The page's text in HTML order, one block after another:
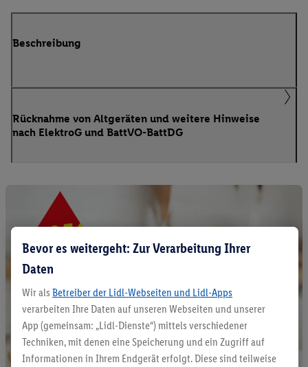
Beschreibung
Rücknahme von Altgeräten und weitere Hinweise
nach ElektroG und BattVO-BattDG
Bevor es weitergeht: Zur Verarbeitung Ihrer
Daten
Wir als Betreiber der Lidl-Webseiten und Lidl-Apps
verarbeiten Ihre Daten auf unseren Webseiten und unserer
App (gemeinsam: „Lidl-Dienste“) mittels verschiedener
Techniken, mit denen eine Speicherung und ein Zugriff auf
Informationen in Ihrem Endgerät erfolgt. Diese sind teilweise